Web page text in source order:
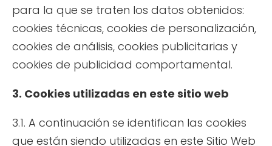
para la que se traten los datos obtenidos:
cookies técnicas, cookies de personalización,
cookies de análisis, cookies publicitarias y
cookies de publicidad comportamental.
3. Cookies utilizadas en este sitio web
3.1. A continuación se identifican las cookies
que están siendo utilizadas en este Sitio Web